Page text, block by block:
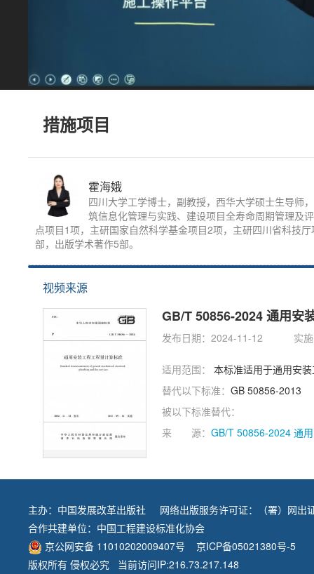
措施项目
霍海娥
四川大学工学博士，副教授，西华大学硕士生导师
筑信息化管理与实践、建设项目全寿命周期管理及
点项目1项，主研国家自然科学基金项目2项，主研四川省科技
部，出版学术著作5部。
视频来源
GB/T 50856-2024 通用安
发布日期：2024-11-12 实
适用范围：
本标准适用于通用安
替代以下标准： GB 50856-2013
被以下标准替代：
来 源： GB/T 50856-2024 通
主办： 中国发展改革出版社
网络出版服务许可证：（署）网出
合作共建单位： 中国工程建设标准化协会
京公网安备 11010202009407号
京ICP备05021380号-5
版权所有 侵权必究 当前访问IP:216.73.217.148